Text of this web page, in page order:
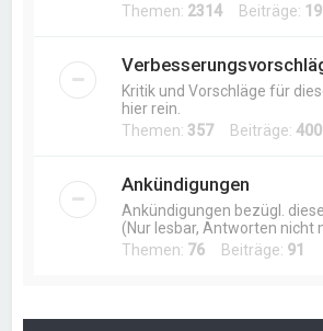
Themen: 2314 Beiträge:
Kritik und Vorschläge für
hier rein.
Themen: 357Beiträge:
Ankündigungen
Ankündigungen bezügl.
(Nur lesbar, Antworten nicht
Themen: 76 Beiträge: 91